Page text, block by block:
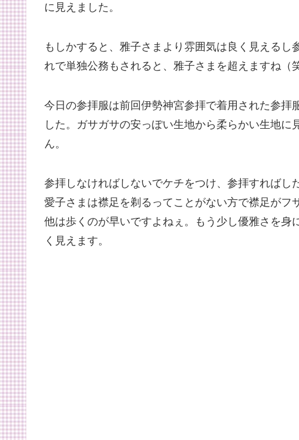
に見えました。
もしかすると、雅子さまより雰囲気は良く見えるし
れで単独公務もされると、雅子さまを超えますね（笑
今日の参拝服は前回伊勢神宮参拝で着用された参拝
した。ガサガサの安っぽい生地から柔らかい生地
ん。
参拝しなければしないでケチをつけ、参拝すればし
愛子さまは襟足を剃るってことがない方で襟足がフ
他は歩くのが早いですよねぇ。もう少し優雅さを身
く見えます。